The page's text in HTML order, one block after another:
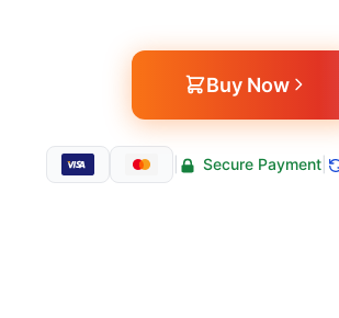
Buy Now
Secure Payment|